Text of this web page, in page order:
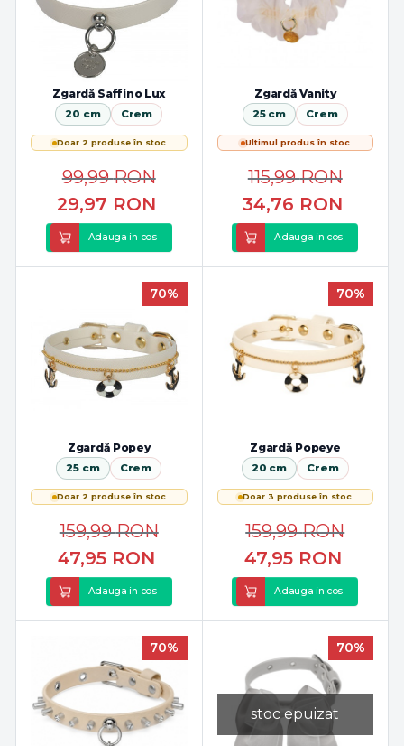
Zgardă Saffino Lux
20 cm Crem
Doar 2 produse în stoc
29,97 RON
99,99RON
Adauga in cos
Zgardă Vanity
25 cm Crem
Ultimul produs în stoc
34,76 RON
115,99RON
Adauga in cos
70%
Zgardă Popey
25 cm Crem
Doar 2 produse în stoc
47,95 RON
159,99RON
Adauga in cos
70%
Zgardă Popeye
20 cm Crem
Doar 3 produse în stoc
47,95 RON
159,99RON
Adauga in cos
70%
stoc epuizat
70%